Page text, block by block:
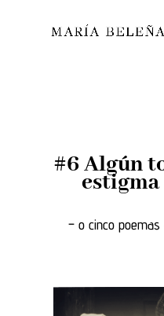
#6 Algún
– o cinco poemas